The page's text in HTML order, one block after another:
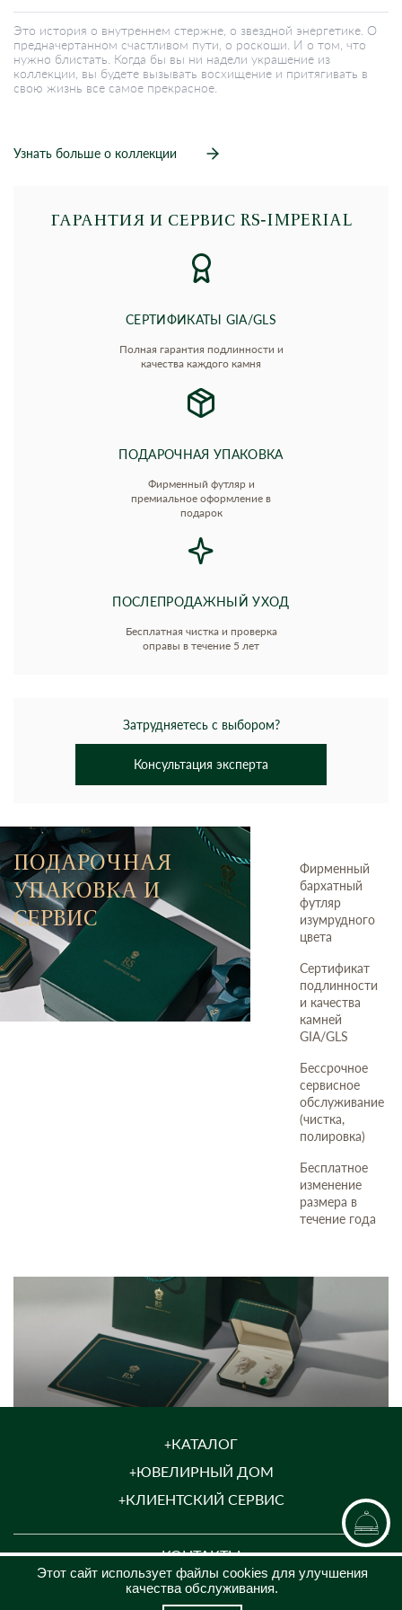
Это история о внутреннем стержне, о звездной энергетике. О
предначертанном счастливом пути, о роскоши. И о том, что
нужно блистать. Когда бы вы ни надели украшение из
коллекции, вы будете вызывать восхищение и притягивать в
свою жизнь все самое прекрасное.
Узнать больше о коллекции
ГАРАНТИЯ И СЕРВИС RS‑IMPERIAL
СЕРТИФИКАТЫ GIA/GLS
Полная гарантия подлинности и
качества каждого камня
ПОДАРОЧНАЯ УПАКОВКА
Фирменный футляр и
премиальное оформление в
подарок
ПОСЛЕПРОДАЖНЫЙ УХОД
Бесплатная чистка и проверка
оправы в течение 5 лет
Затрудняетесь с выбором?
Консультация эксперта
ПОДАРОЧНАЯ
УПАКОВКА И
СЕРВИС
Фирменный
бархатный
футляр
изумрудного
цвета
Сертификат
подлинности
и качества
камней
GIA/GLS
Бессрочное
сервисное
обслуживание
(чистка,
полировка)
Бесплатное
изменение
размера в
течение года
КАТАЛОГ
ЮВЕЛИРНЫЙ ДОМ
КЛИЕНТСКИЙ СЕРВИС
КОНТАКТЫ
8 (969)200-26-08
Этот сайт использует файлы cookies для улучшения
качества обслуживания.